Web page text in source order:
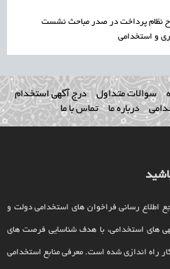
نظام پرداخت در صدر مباحث نشست
و استخدامی
سوالات متداول
درج آگهی استخدام
درباره ما تماس با ما
اطلاع رسانی فراخوان های استخدامی دولت و
های استخدامی، با هدف شناسایی فرصت های
راه اندازی شده است. معرفی منابع استخدامی